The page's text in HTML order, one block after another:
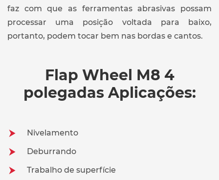
faz com que as ferramentas abrasivas possam
processar uma posição voltada para baixo,
portanto, podem tocar bem nas bordas e cantos.
Flap Wheel M8 4
polegadas Aplicações:
Nivelamento
Deburrando
Trabalho de superfície